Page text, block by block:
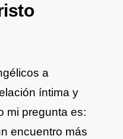
a
íntima y
mi pregunta es:
encuentro más